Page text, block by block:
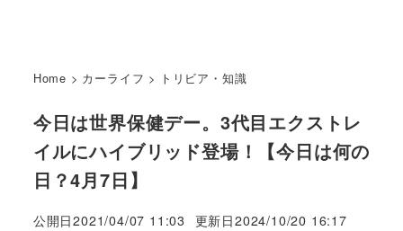
Home > カーライフ > トリビア・知識
今日は世界保健デー。3代目エクストレ
イルにハイブリッド登場！【今日は何の
日？4月7日】
公開日2021/04/07 11:03 更新日2024/10/20 16:17